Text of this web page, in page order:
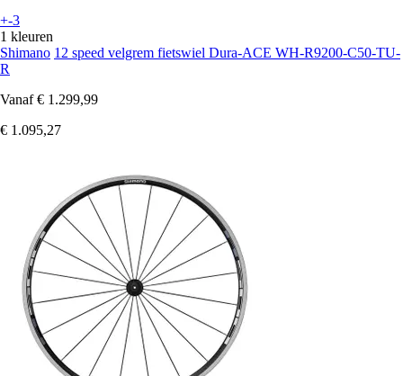
+-3
1 kleuren
Shimano 12 speed velgrem fietswiel Dura-ACE WH-R9200-C50-TU-
R
Vanaf € 1.299,99
€ 1.095,27